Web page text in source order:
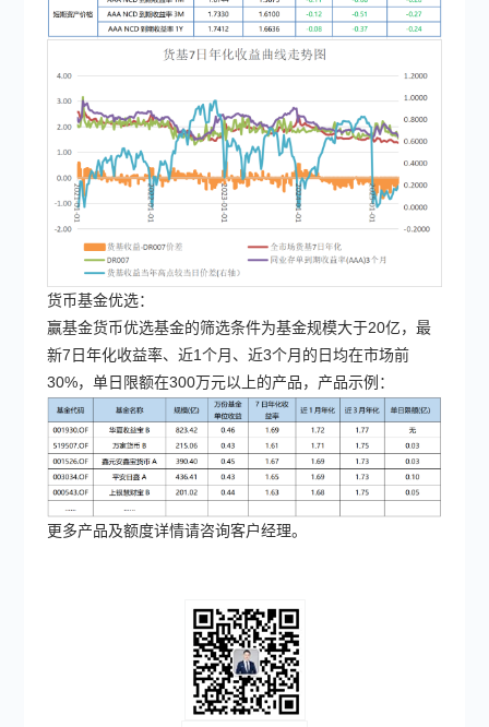
货币基金优选：
赢基金货币优选基金的筛选条件为基金规模大于20亿，最
新7日年化收益率、近1个月、近3个月的日均在市场前
30%，单日限额在300万元以上的产品，产品示例：
更多产品及额度详情请咨询客户经理。